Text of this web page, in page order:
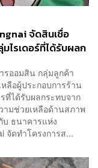
จัดสินเชื่อ
ไรเดอร์ที่ได้รับผลก
รออมสิน กลุ่มลูกค้า
ลือผู้ประกอบการร้าน
ที่ได้รับผลกระทบจาก
ามช่วยเหลือด้านสภาพ
บ ธนาคารแห่ง
จัดทำโครงการส...